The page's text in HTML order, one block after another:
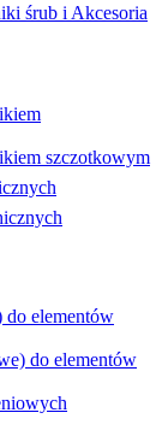
śrub i Akcesoria
szczotkowym
elementów
do elementów